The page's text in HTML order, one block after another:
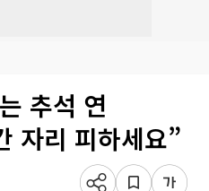
추석 연
자리 피하세요”